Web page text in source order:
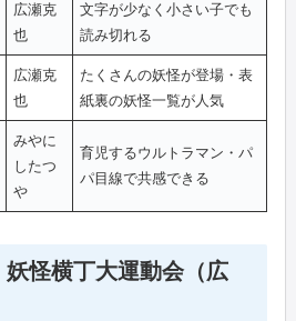
広瀬克
也
文字が少なく小さい子でも
読み切れる
広瀬克
也
たくさんの妖怪が登場・表
紙裏の妖怪一覧が人気
みやに
したつ
や
育児するウルトラマン・パ
パ目線で共感できる
怪横丁大運動会（広